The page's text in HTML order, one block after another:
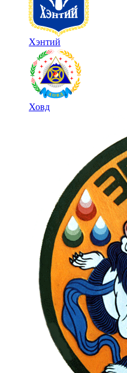
Хэнтий
Ховд